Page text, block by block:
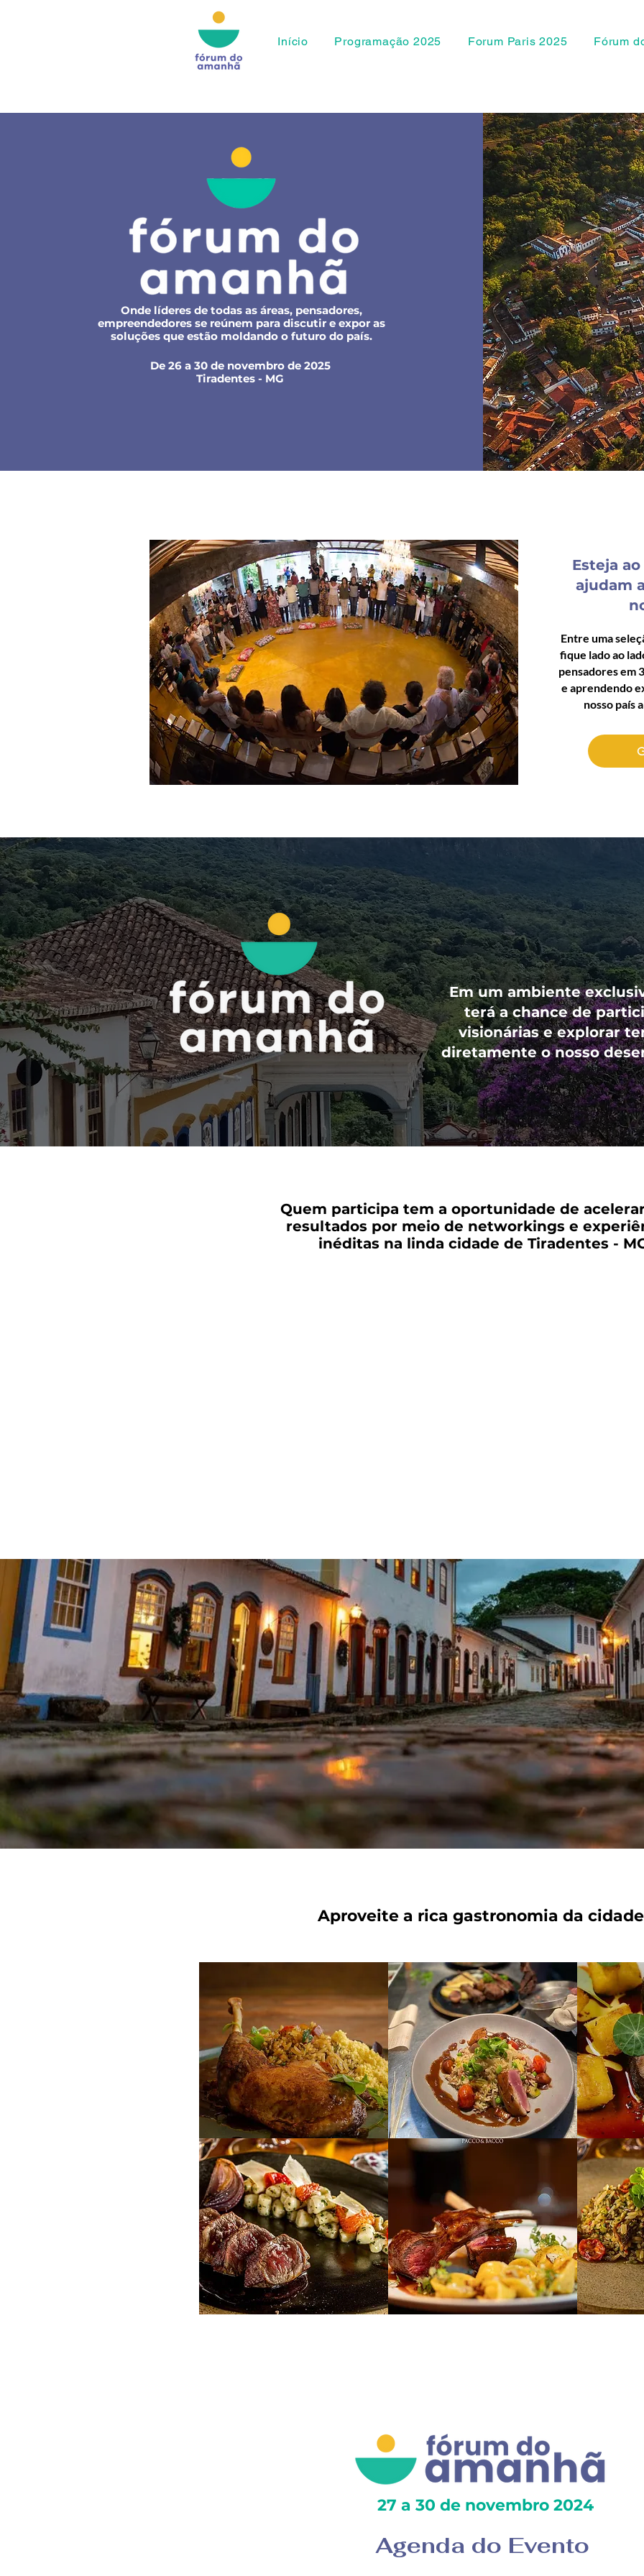
Início Programação 2025 Forum Paris 2025 Fórum
Onde líderes de todas as áreas, pensadores,
empreendedores se reúnem para discutir e expor as
soluções que estão moldando o futuro do país.
De 26 a 30 de novembro de 2025
Tiradentes - MG
Esteja
ajudam
Entre uma
fique lado ao
pensadores em
e aprendendo
nosso país
Em um ambiente
terá a chance de
visionárias e explorar
diretamente o nosso
Quem participa tem a oportunidade de
resultados por meio de networkings e
inéditas na linda cidade de Tiradentes -
Aproveite a rica gastronomia da
27 a 30 de novembro 2024
Agenda do Evento